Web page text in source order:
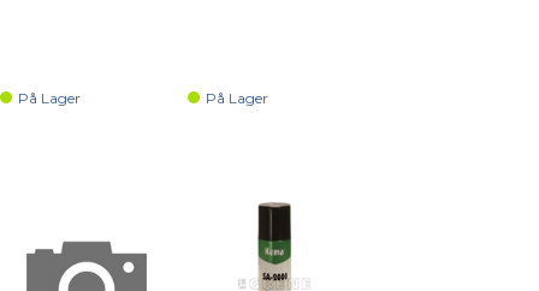
På Lager På Lager